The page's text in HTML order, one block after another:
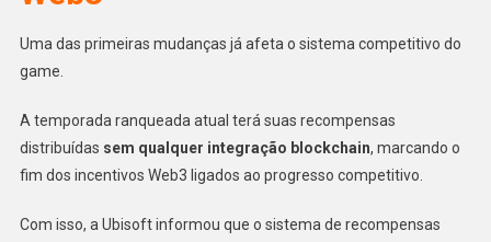
Uma das primeiras mudanças já afeta o sistema competitivo do
game.
A temporada ranqueada atual terá suas recompensas
distribuídas sem qualquer integração blockchain, marcando o
fim dos incentivos Web3 ligados ao progresso competitivo.
Com isso, a Ubisoft informou que o sistema de recompensas